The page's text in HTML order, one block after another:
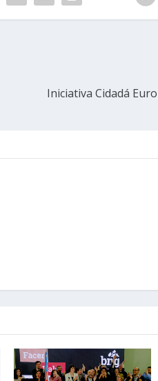
Iniciativa Cidadá